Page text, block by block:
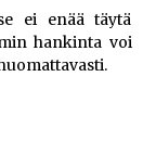
ei enää täytä
hankinta voi